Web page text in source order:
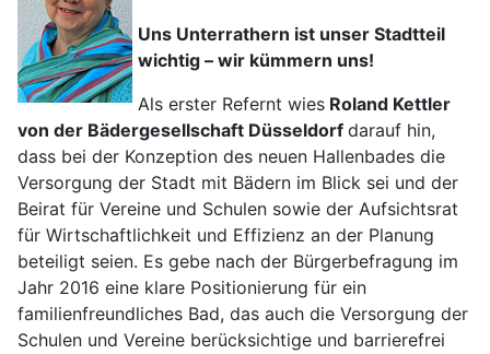
Uns Unterrathern ist unser Stadtteil
wichtig – wir kümmern uns!
Als erster Refernt wies Roland Kettler
von der Bädergesellschaft Düsseldorf darauf hin,
dass bei der Konzeption des neuen Hallenbades die
Versorgung der Stadt mit Bädern im Blick sei und der
Beirat für Vereine und Schulen sowie der Aufsichtsrat
für Wirtschaftlichkeit und Effizienz an der Planung
beteiligt seien. Es gebe nach der Bürgerbefragung im
Jahr 2016 eine klare Positionierung für ein
familienfreundliches Bad, das auch die Versorgung der
Schulen und Vereine berücksichtige und barrierefrei